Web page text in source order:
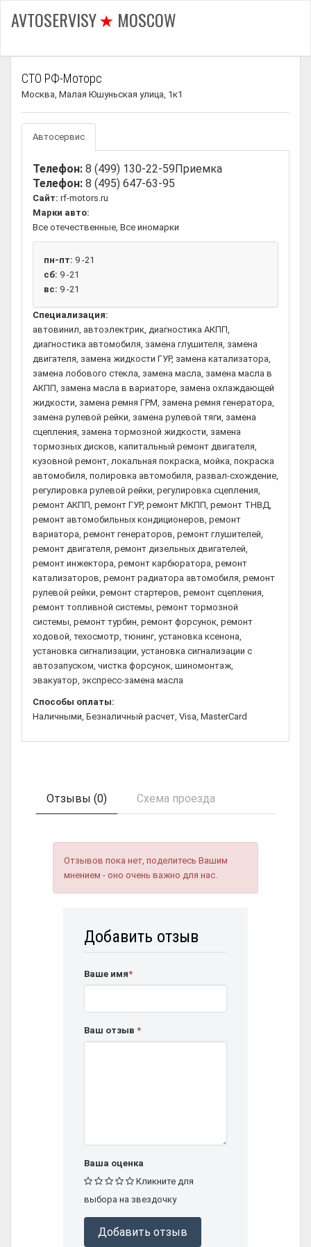
AVTOSERVISY MOSCOW
СТО РФ-Моторс
Москва, Малая Юшуньская улица, 1к1
Автосервис
Телефон: 8 (499) 130-22-59Приемка
Телефон: 8 (495) 647-63-95
Сайт: rf-motors.ru
Марки авто:
Все отечественные, Все иномарки
пн-пт: 9 -21
сб: 9 -21
вс: 9 -21
Специализация:
автовинил, автоэлектрик, диагностика АКПП,
диагностика автомобиля, замена глушителя, замена
двигателя, замена жидкости ГУР, замена катализатора,
замена лобового стекла, замена масла, замена масла в
АКПП, замена масла в вариаторе, замена охлаждающей
жидкости, замена ремня ГРМ, замена ремня генератора,
замена рулевой рейки, замена рулевой тяги, замена
сцепления, замена тормозной жидкости, замена
тормозных дисков, капитальный ремонт двигателя,
кузовной ремонт, локальная покраска, мойка, покраска
автомобиля, полировка автомобиля, развал-схождение,
регулировка рулевой рейки, регулировка сцепления,
ремонт АКПП, ремонт ГУР, ремонт МКПП, ремонт ТНВД,
ремонт автомобильных кондиционеров, ремонт
вариатора, ремонт генераторов, ремонт глушителей,
ремонт двигателя, ремонт дизельных двигателей,
ремонт инжектора, ремонт карбюратора, ремонт
катализаторов, ремонт радиатора автомобиля, ремонт
рулевой рейки, ремонт стартеров, ремонт сцепления,
ремонт топливной системы, ремонт тормозной
системы, ремонт турбин, ремонт форсунок, ремонт
ходовой, техосмотр, тюнинг, установка ксенона,
установка сигнализации, установка сигнализации с
автозапуском, чистка форсунок, шиномонтаж,
эвакуатор, экспресс-замена масла
Способы оплаты:
Наличными, Безналичный расчет, Visa, MasterCard
Отзывы (0) Схема проезда
Отзывов пока нет, поделитесь Вашим
мнением - оно очень важно для нас.
Добавить отзыв
Ваше имя*
Ваш отзыв *
Ваша оценка
Кликните для
выбора на звездочку
Добавить отзыв